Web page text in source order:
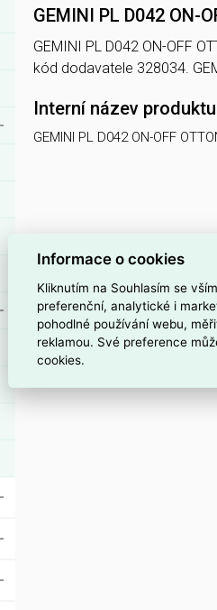
GEMINI PL D042 ON-
GEMINI PL D042 ON-OFF
kód dodavatele 328034.
Interní název produktu
GEMINI PL D042 ON-OFF
Informace o cookies
Kliknutím na Souhlasím se
preferenční, analytické i
pohodlné používání webu,
reklamou. Své preference
cookies.